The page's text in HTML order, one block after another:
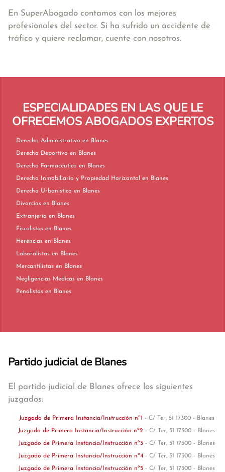
En SuperAbogado contamos con los mejores
profesionales del sector. Si ha sufrido un accidente de
tráfico y quiere reclamar, cuente con nosotros.
ESPECIALIDADES EN LAS QUE LE
OFRECEMOS ABOGADOS EXPERTOS
Derecho Administrativo en Blanes
Derecho Deportivo en Blanes
Derecho Farmacéutico en Blanes
Derecho Inmobiliario y Propiedad Horizontal en Blanes
Derecho Urbanístico en Blanes
Divorcios en Blanes
Extranjería en Blanes
Fiscalistas en Blanes
Herencias en Blanes
Laboralistas en Blanes
Mercantilistas en Blanes
Negligencias Médicas en Blanes
Penalistas en Blanes
Partido judicial de Blanes
El partido judicial de Blanes ofrece los siguientes
juzgados:
Juzgado de Primera Instancia/Instrucción nº1 - C/ Ter, 51 17300 - Blanes
Juzgado de Primera Instancia/Instrucción nº2 - C/ Ter, 51 17300 - Blanes
Juzgado de Primera Instancia/Instrucción nº3 - C/ Ter, 51 17300 - Blanes
Juzgado de Primera Instancia/Instrucción nº4 - C/ Ter, 51 17300 - Blanes
Juzgado de Primera Instancia/Instrucción nº5 - C/ Ter, 51 17300 - Blanes